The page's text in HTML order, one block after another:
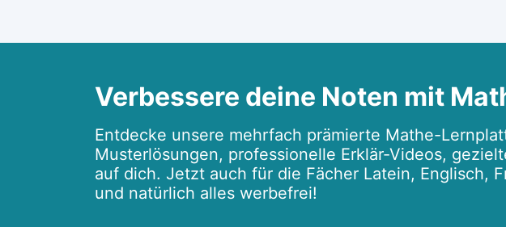
Verbessere deine Noten mit
Entdecke unsere mehrfach prämierte Mathe-
Musterlösungen, professionelle Erklär-Videos,
auf dich. Jetzt auch für die Fächer Latein, Englisch,
und natürlich alles werbefrei!